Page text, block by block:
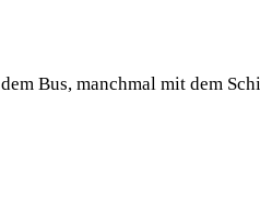
Bus, manchmal mit dem